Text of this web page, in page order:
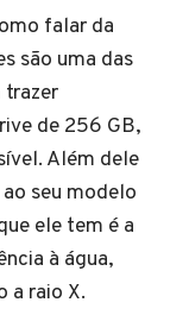
falar da
são uma das
trazer
de 256 GB,
Além dele
seu modelo
ele tem é a
à água,
a raio X.